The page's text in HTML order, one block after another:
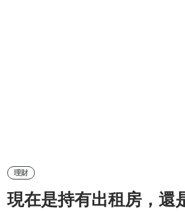
理財
現在是持有出租房，還